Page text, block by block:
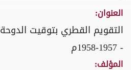
العنوان:
- 1957-1958م
المؤلف: